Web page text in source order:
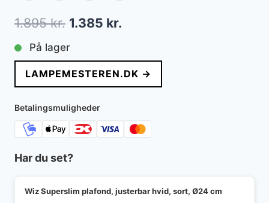
1.895kr. Den
oprindelige
pris
var:
1.895 kr..
1.385 kr.
pris
er:
På lager
LAMPEMESTEREN.DK →
Betalingsmuligheder
Har du set?
Wiz Superslim plafond, justerbar hvid, sort, Ø24 cm